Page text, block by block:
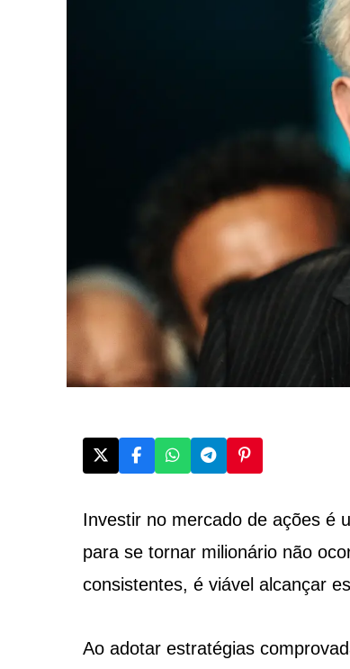
Investir no mercado de ações é
para se tornar milionário não
consistentes, é viável alcançar
Ao adotar estratégias